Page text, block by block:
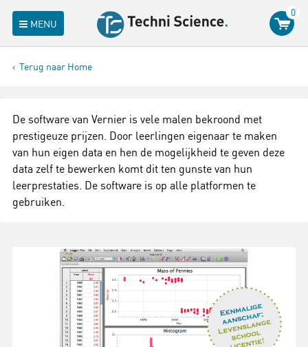
MENU
0
Terug naar Home
De software van Vernier is vele malen bekroond met
prestigeuze prijzen. Door leerlingen eigenaar te maken
van hun eigen data en hen de mogelijkheid te geven deze
data zelf te bewerken komt dit ten gunste van hun
leerprestaties. De software is op alle platformen te
gebruiken.